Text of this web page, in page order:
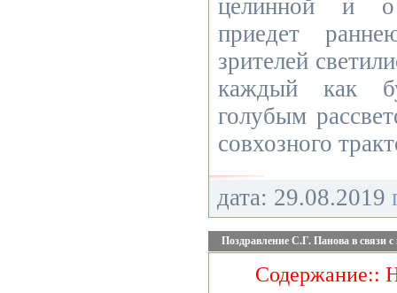
целинной и о
приедет
зрителей
каждый как
голубым
совхозного
дата: 29.08.2019
Поздравление С.Г. Панова в связи с
Содержание::